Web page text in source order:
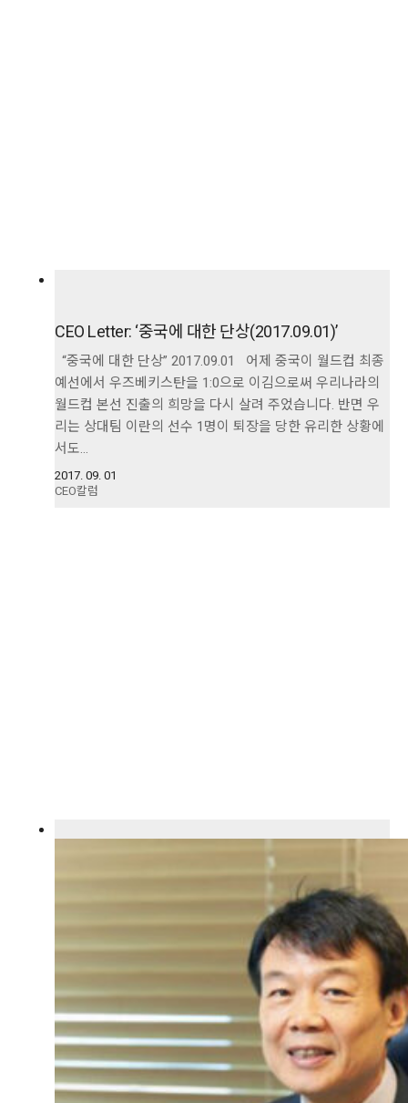
CEO Letter: ‘중국에 대한 단상(2017.09.01)’
“중국에 대한 단상” 2017.09.01 어제 중국이 월드컵 최종
예선에서 우즈베키스탄을 1:0으로 이김으로써 우리나라의
월드컵 본선 진출의 희망을 다시 살려 주었습니다. 반면 우
리는 상대팀 이란의 선수 1명이 퇴장을 당한 유리한 상황에
서도…
2017. 09. 01
CEO칼럼